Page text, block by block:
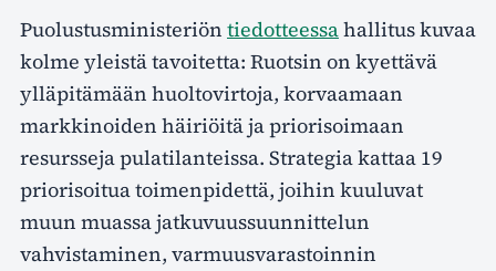
Puolustusministeriön tiedotteessahallitus kuvaa
kolme yleistä tavoitetta: Ruotsin on kyettävä
ylläpitämään huoltovirtoja, korvaamaan
markkinoiden häiriöitä ja priorisoimaan
resursseja pulatilanteissa. Strategia kattaa 19
priorisoitua toimenpidettä, joihin kuuluvat
muun muassa jatkuvuussuunnittelun
vahvistaminen, varmuusvarastoinnin